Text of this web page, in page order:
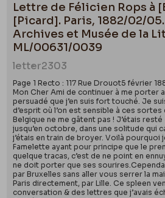
Lettre de Félicien Rops à
[Picard]. Paris, 1882/02/
Archives et Musée de la
ML/00631/0039
letter2303
Page 1 Recto : 117 Rue Drouot5 février
Mon Cher Ami de continuer à me porter
persuadé que j’en suis fort touché. Je
d’esprit où l’on est sensible à ces
Belgique ne me gâtent pas ! J’étais
jusqu’en octobre, dans une solitude qui
j’étais en train de broyer. Voilà pourquoi
Famelette ayant pour principe que le
quelque tracas, c’est de ne point en
ne doit porter que ses
par Bruxelles sans aller vous serrer la
Paris directement, par Lille. Ce spleen
conversation & des lettres que j’avais